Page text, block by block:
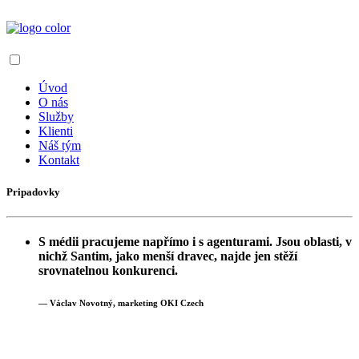
Úvod
O nás
Služby
Klienti
Náš tým
Kontakt
Pripadovky
S médii pracujeme napřímo i s agenturami. Jsou oblasti, v
nichž Santim, jako menší dravec, najde jen stěží
srovnatelnou konkurenci.
— Václav Novotný, marketing OKI Czech